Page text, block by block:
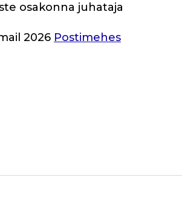
osakonna juhataja
2026 Postimehes